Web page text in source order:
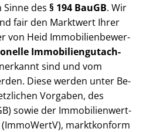
Sinne des § 194 BauGB. Wir
fair den Marktwert Ihrer
von Heid Im­mo­bi­li­en­be­wer­
Im­mo­bi­li­en­gut­ach­
sind und vom
Diese werden unter Be­
Vorgaben, des
sowie der Im­mo­bi­li­en­wert­
marktkonform